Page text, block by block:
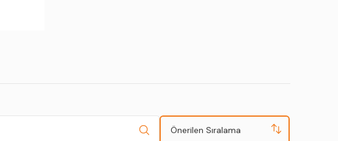
Önerilen Sıralama